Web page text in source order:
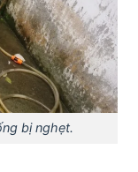
bị nghẹt.